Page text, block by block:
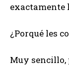
exactamente
¿Porqué les
Muy sencillo,